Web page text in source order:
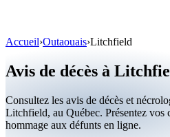
Personnalités publiques
Québec
Canada
Accueil›Outaouais›Litchfield
Avis de décès à
Consultez les avis de décès et
Litchfield, au Québec. Présentez vos
hommage aux défunts en ligne.